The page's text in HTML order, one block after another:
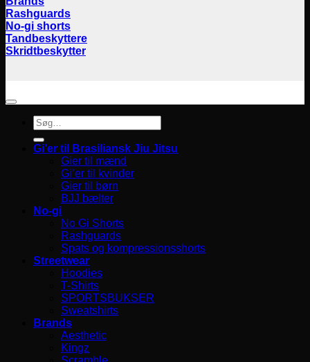
Rashguards
No-gi shorts
Tandbeskyttere
Skridtbeskytter
Søg
efter:
Gi’er til Brasiliansk Jiu Jitsu
Gier til mænd
Gi’er til kvinder
Gier til børn
BJJ bælter
No-gi
No Gi Shorts
Rashguards
Spats og kompressionsshorts
Streetwear
Hoodies
T-Shirts
SPORTSBUKSER
Sweatshirts
Brands
Aesthetic
Kingz